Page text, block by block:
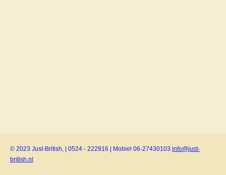
© 2023 Just-British, | 0524 - 222916 | Mobiel 06-27430103 info@just-
british.nl